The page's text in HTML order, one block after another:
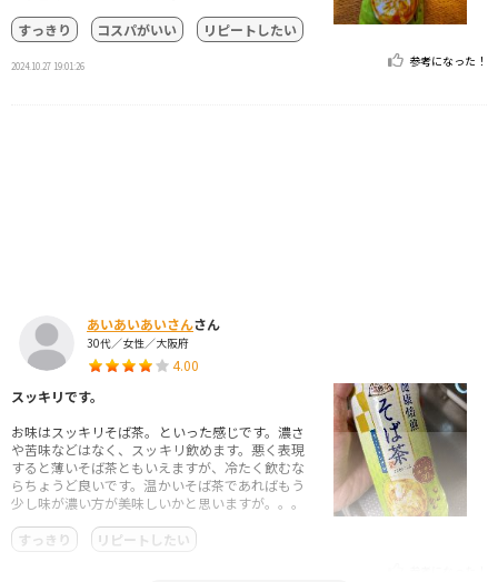
すっきり
コスパがいい リピートしたい
2024.10.27 19:01:26 参考になった！
あいあいあいさんさん
30代／女性／大阪府
4.00
スッキリです。
お味はスッキリそば茶。といった感じです。濃さ
や苦味などはなく、スッキリ飲めます。悪く表現
すると薄いそば茶ともいえますが、冷たく飲むな
らちょうど良いです。温かいそば茶であればもう
少し味が濃い方が美味しいかと思いますが。。。
すっきり
リピートしたい